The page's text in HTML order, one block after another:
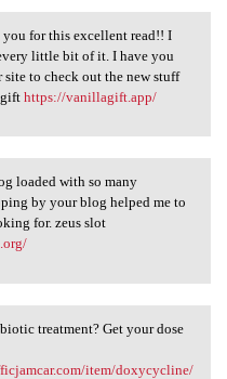
you for
for this excellent read!! I
little bit of it. I have you
to check out the new stuff
https://vanillagift.app/
loaded
loaded with so many
by your blog helped me to
for. zeus slot
treatment? Get your dose
item/doxycycline/